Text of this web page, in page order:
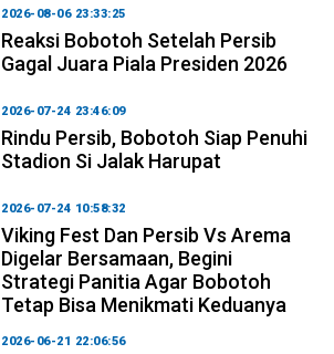
2026-08-06 23:33:25
Reaksi Bobotoh Setelah Persib
Gagal Juara Piala Presiden 2026
2026-07-24 23:46:09
Rindu Persib, Bobotoh Siap Penuhi
Stadion Si Jalak Harupat
2026-07-24 10:58:32
Viking Fest Dan Persib Vs Arema
Digelar Bersamaan, Begini
Strategi Panitia Agar Bobotoh
Tetap Bisa Menikmati Keduanya
2026-06-21 22:06:56